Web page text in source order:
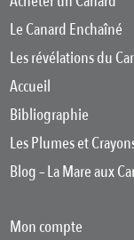
Le Canard Enchaîné
Les révélations du
Accueil
Bibliographie
Les Plumes et
Blog – La Mare aux
Mon compte